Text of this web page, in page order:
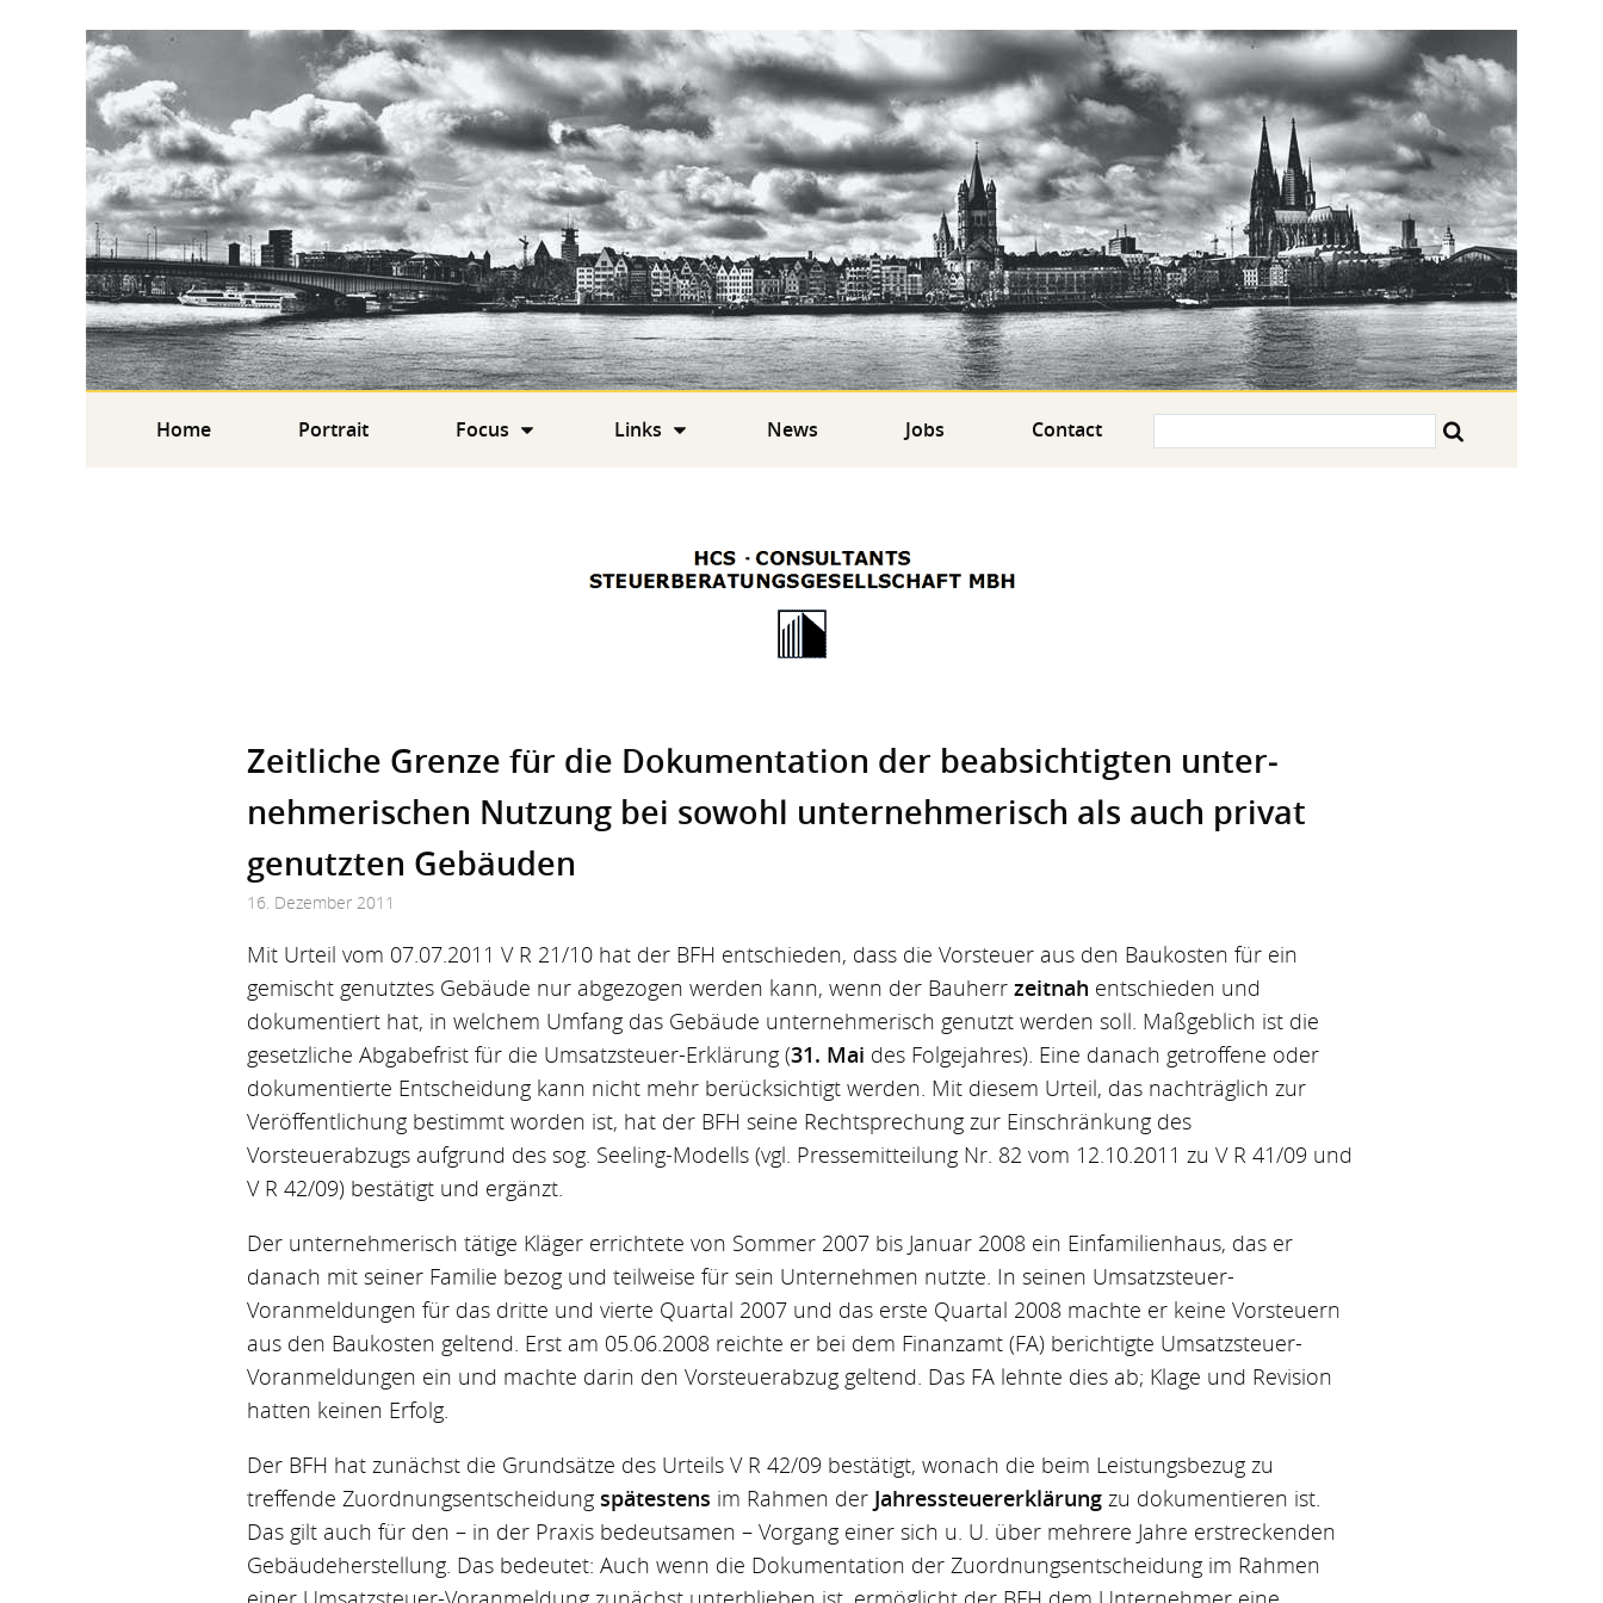
Home Portrait Focus Links News Jobs Contact
Zeitliche Grenze für die Dokumen­tation der beabsichtigten unter­
nehmerischen Nutzung bei sowohl unter­nehmerisch als auch privat
genutzten Gebäuden
16. Dezember 2011
Mit Urteil vom 07.07.2011 V R 21/10 hat der BFH entschieden, dass die Vorsteuer aus den Baukosten für ein
gemischt genutztes Gebäude nur abgezogen werden kann, wenn der Bauherr zeitnah entschieden und
dokumentiert hat, in welchem Umfang das Gebäude unternehmerisch genutzt werden soll. Maßgeblich ist die
gesetzliche Abgabefrist für die Umsatzsteuer-Erklärung (31. Mai des Folgejahres). Eine danach getroffene oder
dokumentierte Entscheidung kann nicht mehr berücksichtigt werden. Mit diesem Urteil, das nachträglich zur
Veröffentlichung bestimmt worden ist, hat der BFH seine Rechtsprechung zur Einschränkung des
Vorsteuerabzugs aufgrund des sog. Seeling-Modells (vgl. Pressemitteilung Nr. 82 vom 12.10.2011 zu V R 41/09 und
V R 42/09) bestätigt und ergänzt.
Der unternehmerisch tätige Kläger errichtete von Sommer 2007 bis Januar 2008 ein Einfamilienhaus, das er
danach mit seiner Familie bezog und teilweise für sein Unternehmen nutzte. In seinen Umsatzsteuer-
Voranmeldungen für das dritte und vierte Quartal 2007 und das erste Quartal 2008 machte er keine Vorsteuern
aus den Baukosten geltend. Erst am 05.06.2008 reichte er bei dem Finanzamt (FA) berichtigte Umsatzsteuer-
Voranmeldungen ein und machte darin den Vorsteuerabzug geltend. Das FA lehnte dies ab; Klage und Revision
hatten keinen Erfolg.
Der BFH hat zunächst die Grundsätze des Urteils V R 42/09 bestätigt, wonach die beim Leistungsbezug zu
treffende Zuordnungsentscheidung spätestens im Rahmen der Jahressteuererklärung zu dokumentieren ist.
Das gilt auch für den – in der Praxis bedeutsamen – Vorgang einer sich u. U. über mehrere Jahre erstreckenden
Gebäudeherstellung. Das bedeutet: Auch wenn die Dokumentation der Zuordnungsentscheidung im Rahmen